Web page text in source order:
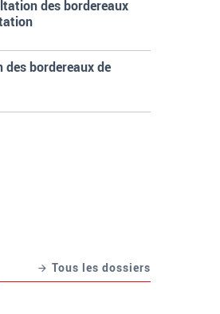
des bordereaux
des bordereaux de
Tous les dossiers